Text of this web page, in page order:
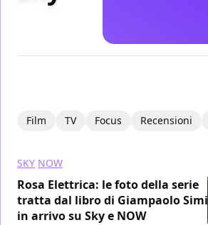
Film TV Focus Recensioni
SKY NOW
Rosa Elettrica: le foto della serie
tratta dal libro di Giampaolo Simi
in arrivo su Sky e NOW